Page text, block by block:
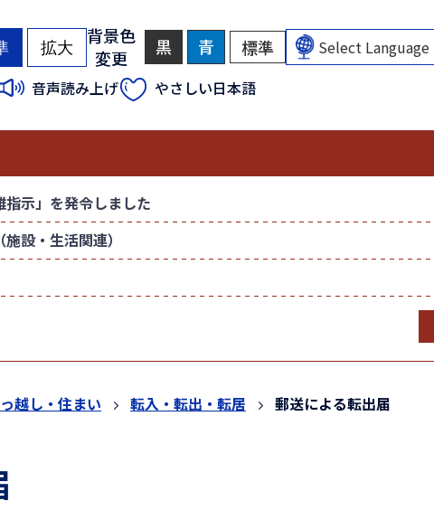
拡大
（
期
背景色
変更
黒
景
色
を
色
る
青
景
色
を
色
る
標準
景
に
音声読み上げ やさしい日本語
指示」を発令しました
設・生活関連）
越し・住まい 転入・転出・転居 郵送による転出届